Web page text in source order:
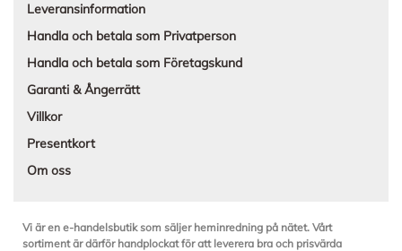
Leveransinformation
Handla och betala som Privatperson
Handla och betala som Företagskund
Garanti & Ångerrätt
Villkor
Presentkort
Om oss
Vi är en e-handelsbutik som säljer heminredning på nätet. Vårt
sortiment är därför handplockat för att leverera bra och prisvärda